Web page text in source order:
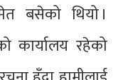
बसेको थियो ।
कार्यालय रहेको